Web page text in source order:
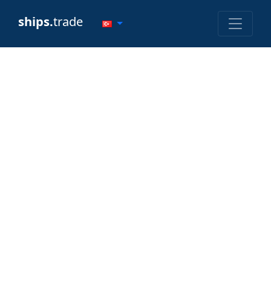
ships.trade